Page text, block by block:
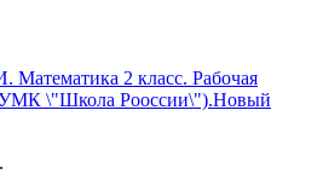
2 класс. Рабочая
(УМК \"Школа Рооссии\").Новый